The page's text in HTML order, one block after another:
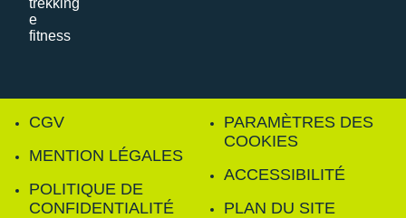
CGV
MENTION LÉGALES
POLITIQUE DE
CONFIDENTIALITÉ
PARAMÈTRES DES
COOKIES
ACCESSIBILITÉ
PLAN DU SITE